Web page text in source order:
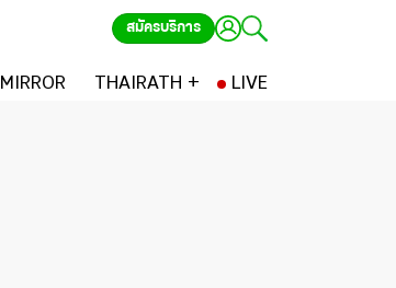
สมัครบริการ
MIRROR THAIRATH + LIVE